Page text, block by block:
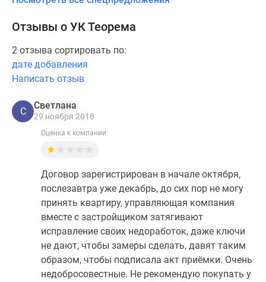
Отзывы о УК Теорема
2 отзыва сортировать по:
дате добавления
Написать отзыв
С
Светлана
29 ноября 2018
Оценка к компании:
Договор зарегистрирован в начале октября,
послезавтра уже декабрь, до сих пор не могу
принять квартиру, управляющая компания
вместе с застройщиком затягивают
исправление своих недоработок, даже ключи
не дают, чтобы замеры сделать, давят таким
образом, чтобы подписала акт приёмки. Очень
недобросовестные. Не рекомендую покупать у